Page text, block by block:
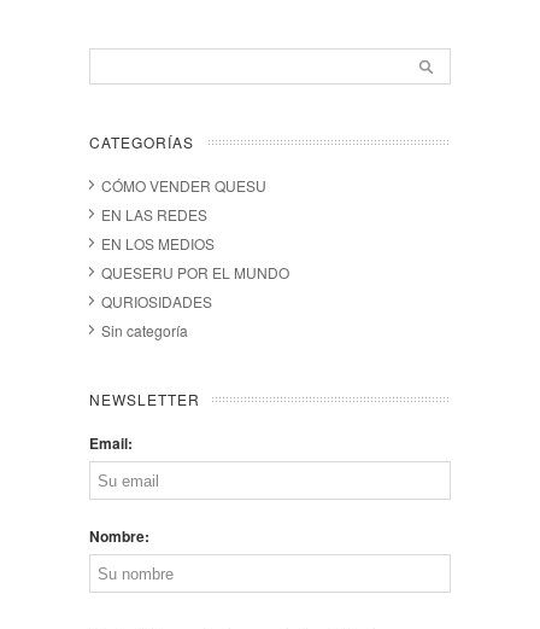
CATEGORÍAS
CÓMO VENDER QUESU
EN LAS REDES
EN LOS MEDIOS
QUESERU POR EL MUNDO
QURIOSIDADES
Sin categoría
NEWSLETTER
Email:
Nombre: